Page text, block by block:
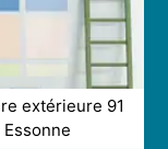
extérieure 91
Essonne